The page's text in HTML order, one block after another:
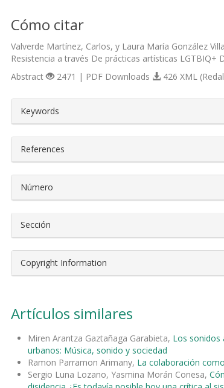
Cómo citar
Valverde Martínez, Carlos, y Laura María González
Resistencia a través De prácticas artísticas LGTBIQ+
Abstract 2471 | PDF Downloads 426 XML
Keywords
References
Número
Sección
Copyright Information
Artículos similares
Miren Arantza Gaztañaga Garabieta, Los sonidos
urbanos: Música, sonido y sociedad
Ramon Parramon Arimany, La colaboración
Sergio Luna Lozano, Yasmina Morán Conesa,